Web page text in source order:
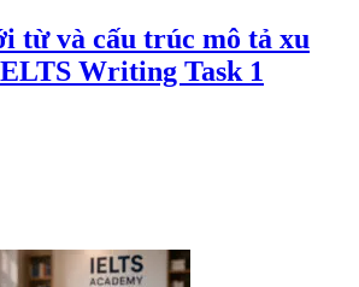
từ và cấu trúc mô tả xu
Writing Task 1